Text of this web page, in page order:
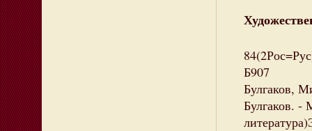
Б907
Булгаков,
Булгаков.